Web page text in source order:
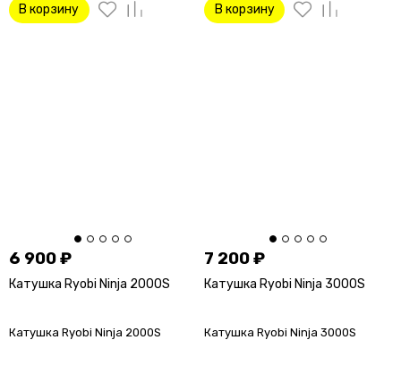
В корзину В корзину
6 900₽
Катушка Ryobi Ninja 2000S
Катушка Ryobi Ninja 2000S
7 200₽
Катушка Ryobi Ninja 3000S
Катушка Ryobi Ninja 3000S